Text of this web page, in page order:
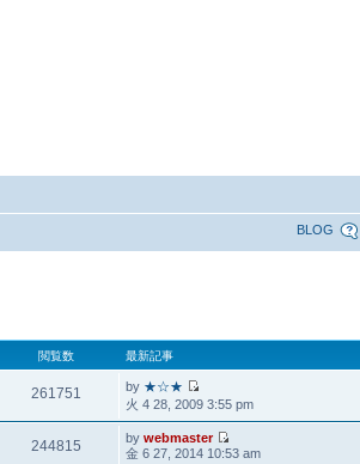
BLOG
閲覧数 最新記事
261751 by ★☆★
火 4 28, 2009 3:55 pm
244815 bywebmaster
金 6 27, 2014 10:53 am